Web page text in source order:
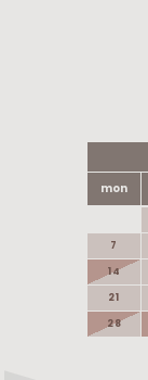
mon
7
14
21
28